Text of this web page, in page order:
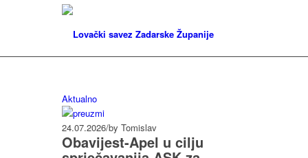
Aktualno
24.07.2026/by Tomislav
Obavijest-Apel u cilju